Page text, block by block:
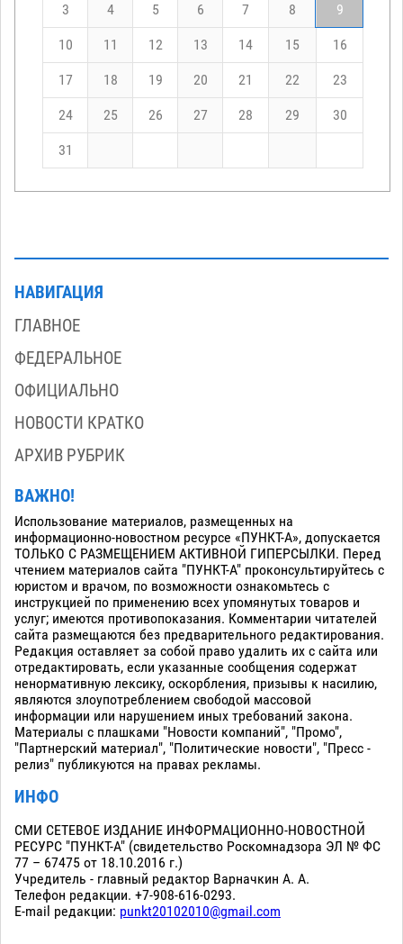
3 4 5 6 7 8 9
10 11 12 13 14 15 16
17 18 19 20 21 22 23
24 25 26 27 28 29 30
31
НАВИГАЦИЯ
ГЛАВНОЕ
ФЕДЕРАЛЬНОЕ
ОФИЦИАЛЬНО
НОВОСТИ КРАТКО
АРХИВ РУБРИК
ВАЖНО!
Использование материалов, размещенных на
информационно-новостном ресурсе «ПУНКТ-А», допускается
ТОЛЬКО С РАЗМЕЩЕНИЕМ АКТИВНОЙ ГИПЕРСЫЛКИ. Перед
чтением материалов сайта "ПУНКТ-А" проконсультируйтесь с
юристом и врачом, по возможности ознакомьтесь с
инструкцией по применению всех упомянутых товаров и
услуг; имеются противопоказания. Комментарии читателей
сайта размещаются без предварительного редактирования.
Редакция оставляет за собой право удалить их с сайта или
отредактировать, если указанные сообщения содержат
ненормативную лексику, оскорбления, призывы к насилию,
являются злоупотреблением свободой массовой
информации или нарушением иных требований закона.
Материалы с плашками "Новости компаний", "Промо",
"Партнерский материал", "Политические новости", "Пресс -
релиз" публикуются на правах рекламы.
ИНФО
СМИ СЕТЕВОЕ ИЗДАНИЕ ИНФОРМАЦИОННО-НОВОСТНОЙ
РЕСУРС "ПУНКТ-А" (свидетельство Роскомнадзора ЭЛ № ФС
77 – 67475 от 18.10.2016 г.)
Учредитель - главный редактор Варначкин А. А.
Телефон редакции. +7-908-616-0293.
E-mail редакции: punkt20102010@gmail.com